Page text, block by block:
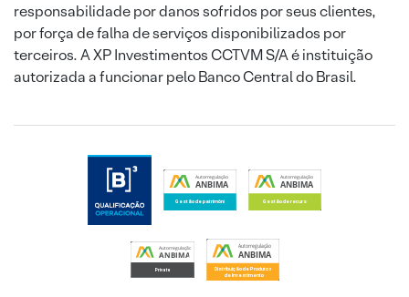
responsabilidade por danos sofridos por seus clientes,
por força de falha de serviços disponibilizados por
terceiros. A XP Investimentos CCTVM S/A é instituição
autorizada a funcionar pelo Banco Central do Brasil.